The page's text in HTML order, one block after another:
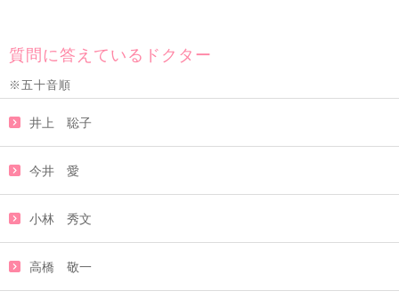
質問に答えているドクター
※五十音順
井上 聡子
今井 愛
小林 秀文
高橋 敬一